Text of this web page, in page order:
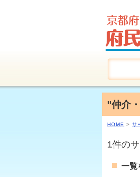
"仲介
HOME > サ
1件の
一覧